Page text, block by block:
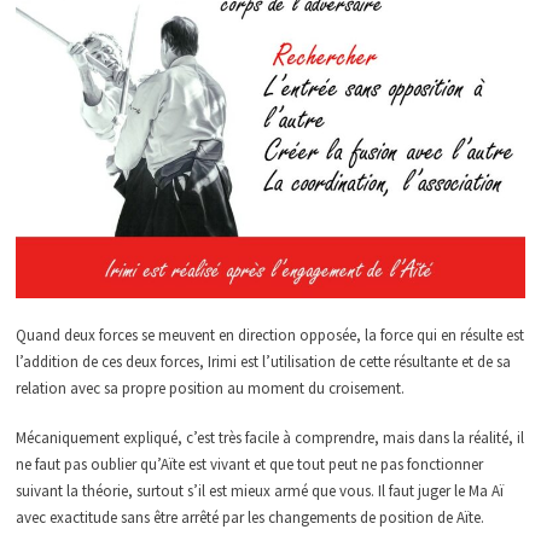
Quand deux forces se meuvent en direction opposée, la force qui en résulte est
l’addition de ces deux forces, Irimi est l’utilisation de cette résultante et de sa
relation avec sa propre position au moment du croisement.
Mécaniquement expliqué, c’est très facile à comprendre, mais dans la réalité, il
ne faut pas oublier qu’Aïte est vivant et que tout peut ne pas fonctionner
suivant la théorie, surtout s’il est mieux armé que vous. Il faut juger le Ma Aï
avec exactitude sans être arrêté par les changements de position de Aïte.